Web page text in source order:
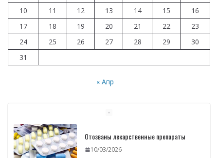
10
11 12 13 14 15
16
17
18 19 20 21 22
23
24
25 26 27 28 29
30
31
« Апр
Отозваны лекарственные препараты
10/03/2026